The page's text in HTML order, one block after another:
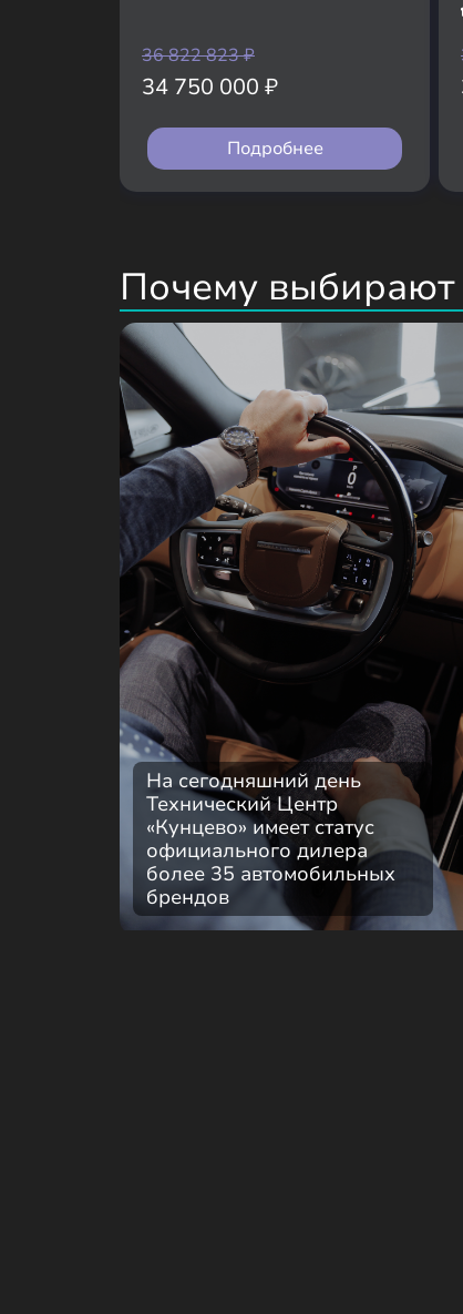
36 822 823₽
34 750 000 ₽
Подробнее
Почему выбирают
На сегодняшний день
Технический Центр
«Кунцево» имеет статус
официального дилера
более 35 автомобильных
брендов